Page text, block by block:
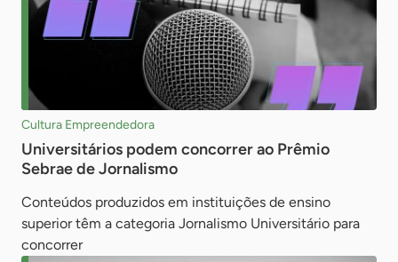
Cultura Empreendedora
Universitários podem concorrer ao Prêmio
Sebrae de Jornalismo
Conteúdos produzidos em instituições de ensino
superior têm a categoria Jornalismo Universitário para
concorrer